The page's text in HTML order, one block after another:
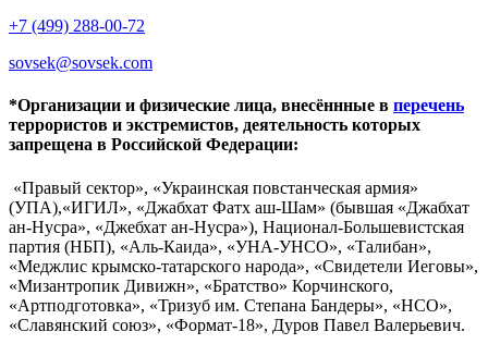
+7 (499) 288-00-72
sovsek@sovsek.com
*Организации и физические лица, внесённные в перечень
террористов и экстремистов, деятельность которых
запрещена в Российской Федерации:
«Правый сектор», «Украинская повстанческая армия»
(УПА),«ИГИЛ», «Джабхат Фатх аш-Шам» (бывшая «Джабхат
ан-Нусра», «Джебхат ан-Нусра»), Национал-Большевистская
партия (НБП), «Аль-Каида», «УНА-УНСО», «Талибан»,
«Меджлис крымско-татарского народа», «Свидетели Иеговы»,
«Мизантропик Дивижн», «Братство» Корчинского,
«Артподготовка», «Тризуб им. Степана Бандеры», «НСО»,
«Славянский союз», «Формат-18», Дуров Павел Валерьевич.